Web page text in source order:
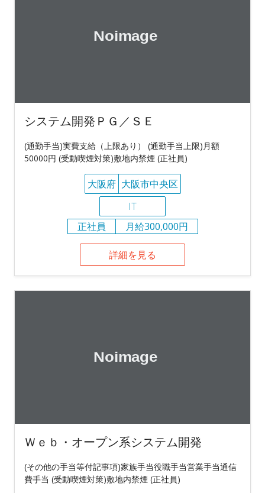
システム開発ＰＧ／ＳＥ
(通勤手当)実費支給（上限あり） (通勤手当上限)月額
50000円 (受動喫煙対策)敷地内禁煙 (正社員)
大阪府 大阪市中央区
IT
正社員
月給300,000円
詳細を見る
Ｗｅｂ・オープン系システム開発
(その他の手当等付記事項)家族手当役職手当営業手当通信
費手当 (受動喫煙対策)敷地内禁煙 (正社員)